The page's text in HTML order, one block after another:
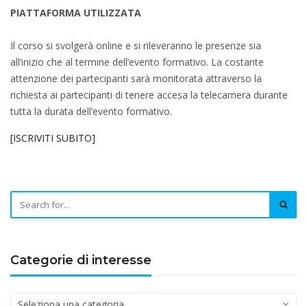
PIATTAFORMA UTILIZZATA
Il corso si svolgerà online e si rileveranno le presenze sia
all’inizio che al termine dell’evento formativo. La costante
attenzione dei partecipanti sarà monitorata attraverso la
richiesta ai partecipanti di tenere accesa la telecamera durante
tutta la durata dell’evento formativo.
[ISCRIVITI SUBITO]
Categorie di interesse
Categorie